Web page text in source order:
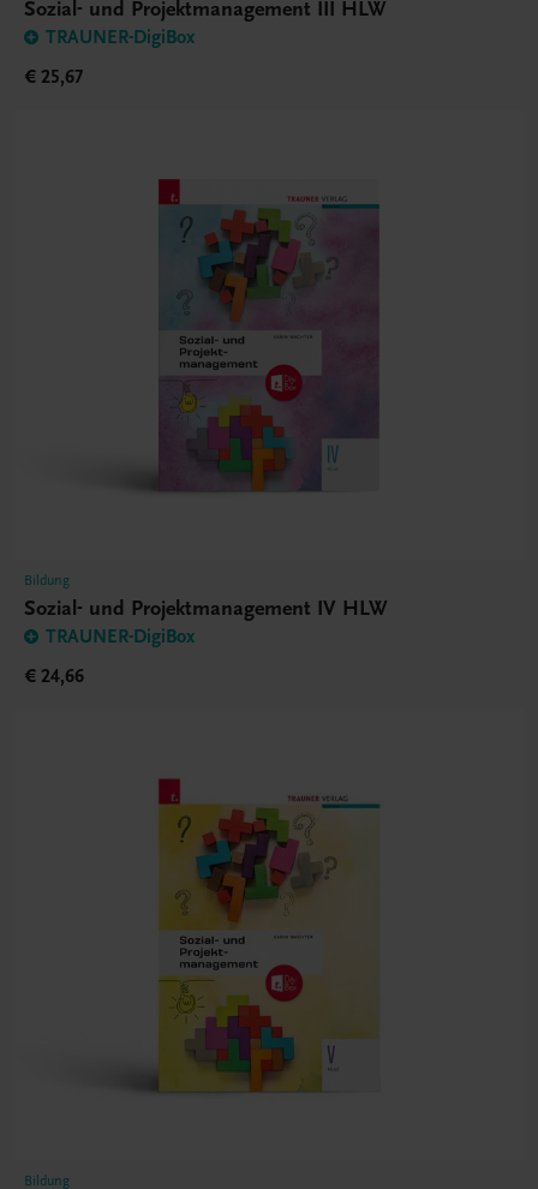
Sozial- und Projektmanagement III HLW
TRAUNER-DigiBox
€ 25,67
Bildung
Sozial- und Projektmanagement IV HLW
TRAUNER-DigiBox
€ 24,66
Bildung